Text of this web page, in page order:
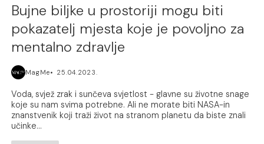
Bujne biljke u prostoriji mogu biti
pokazatelj mjesta koje je povoljno za
mentalno zdravlje
MagMe 25.04.2023.
Voda, svjež zrak i sunčeva svjetlost - glavne su životne snage
koje su nam svima potrebne. Ali ne morate biti NASA-in
znanstvenik koji traži život na stranom planetu da biste znali
učinke...